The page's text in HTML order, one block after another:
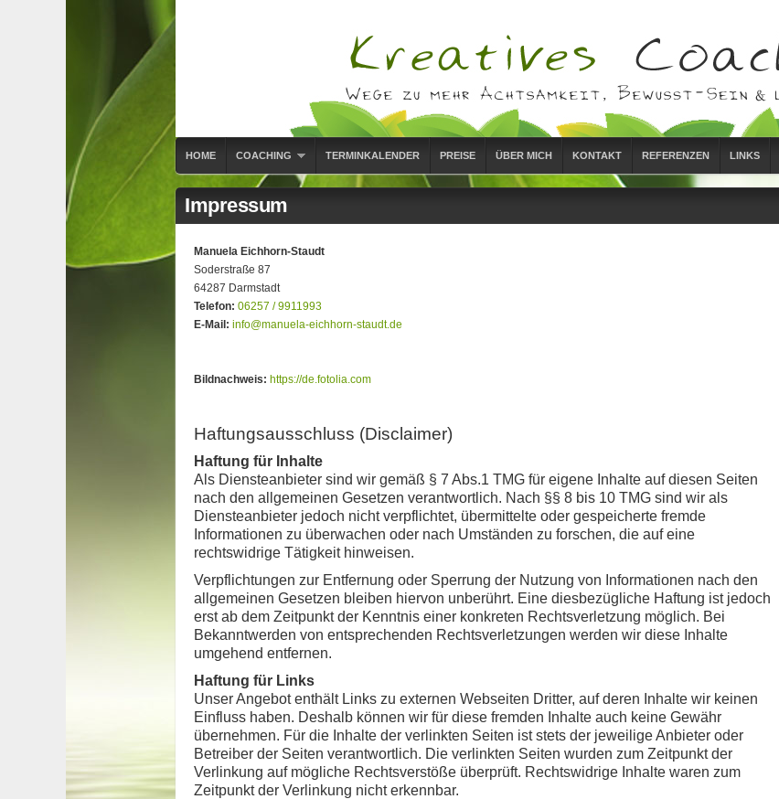
HOME COACHING TERMINKALENDER PREISE ÜBER MICH KONTAKT REFERENZEN LINKS
Impressum
Manuela Eichhorn-Staudt
Soderstraße 87
64287 Darmstadt
Telefon: 06257 / 9911993
E-Mail: info@manuela-eichhorn-staudt.de
Bildnachweis: https://de.fotolia.com
Haftungsausschluss (Disclaimer)
Haftung für Inhalte
Als Diensteanbieter sind wir gemäß § 7 Abs.1 TMG für eigene Inhalte auf diesen Seiten
nach den allgemeinen Gesetzen verantwortlich. Nach §§ 8 bis 10 TMG sind wir als
Diensteanbieter jedoch nicht verpflichtet, übermittelte oder gespeicherte fremde
Informationen zu überwachen oder nach Umständen zu forschen, die auf eine
rechtswidrige Tätigkeit hinweisen.
Verpflichtungen zur Entfernung oder Sperrung der Nutzung von Informationen nach den
allgemeinen Gesetzen bleiben hiervon unberührt. Eine diesbezügliche Haftung ist jedoch
erst ab dem Zeitpunkt der Kenntnis einer konkreten Rechtsverletzung möglich. Bei
Bekanntwerden von entsprechenden Rechtsverletzungen werden wir diese Inhalte
umgehend entfernen.
Haftung für Links
Unser Angebot enthält Links zu externen Webseiten Dritter, auf deren Inhalte wir keinen
Einfluss haben. Deshalb können wir für diese fremden Inhalte auch keine Gewähr
übernehmen. Für die Inhalte der verlinkten Seiten ist stets der jeweilige Anbieter oder
Betreiber der Seiten verantwortlich. Die verlinkten Seiten wurden zum Zeitpunkt der
Verlinkung auf mögliche Rechtsverstöße überprüft. Rechtswidrige Inhalte waren zum
Zeitpunkt der Verlinkung nicht erkennbar.